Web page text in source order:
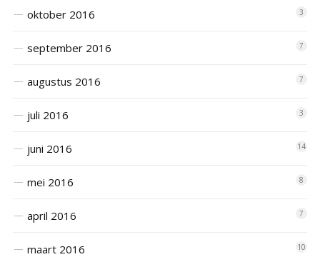
oktober 2016 3
september 2016 7
augustus 2016 7
juli 2016 3
juni 2016 14
mei 2016 8
april 2016 7
maart 2016 10